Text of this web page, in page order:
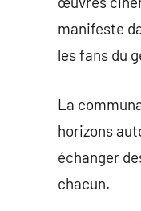
manifeste
les fans du
La
horizons
échanger
chacun.